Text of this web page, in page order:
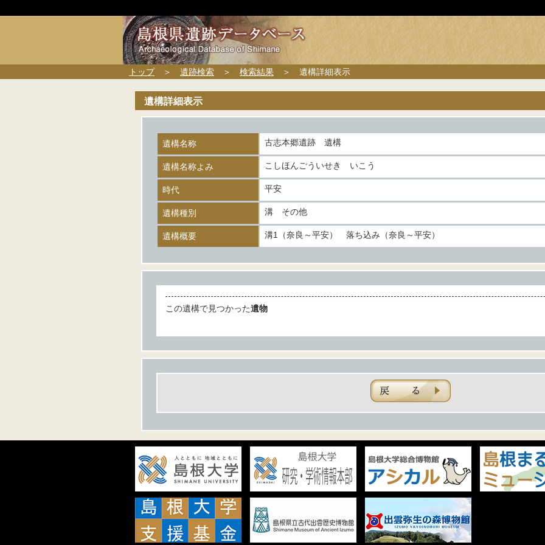
トップ＞ 遺跡検索 ＞ 検索結果 ＞ 遺構詳細表示
遺構詳細表示
遺構名称 古志本郷遺跡 遺構
遺構名称よみ こしほんごういせき いこう
時代 平安
遺構種別 溝 その他
遺構概要 溝1（奈良～平安） 落ち込み（奈良～平安）
この遺構で見つかった遺物